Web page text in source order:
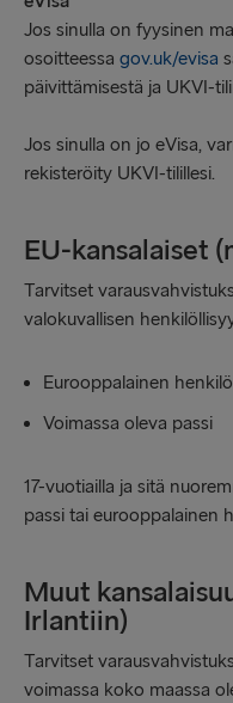
Jos sinulla on fyysinen
osoitteessa gov.uk/evisa
päivittämisestä ja UKVI-
Jos sinulla on jo eVisa,
rekisteröity UKVI-tilillesi.
EU-kansalaiset
Tarvitset
valokuvallisen
Eurooppalainen
Voimassa oleva passi
17-vuotiailla ja sitä
passi tai eurooppalainen
Muut
Irlantiin)
Tarvitset
voimassa koko maassa